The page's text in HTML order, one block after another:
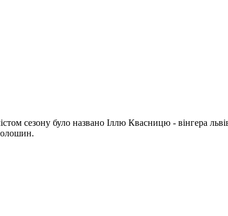
сезону було названо Іллю Квасницю - вінгера